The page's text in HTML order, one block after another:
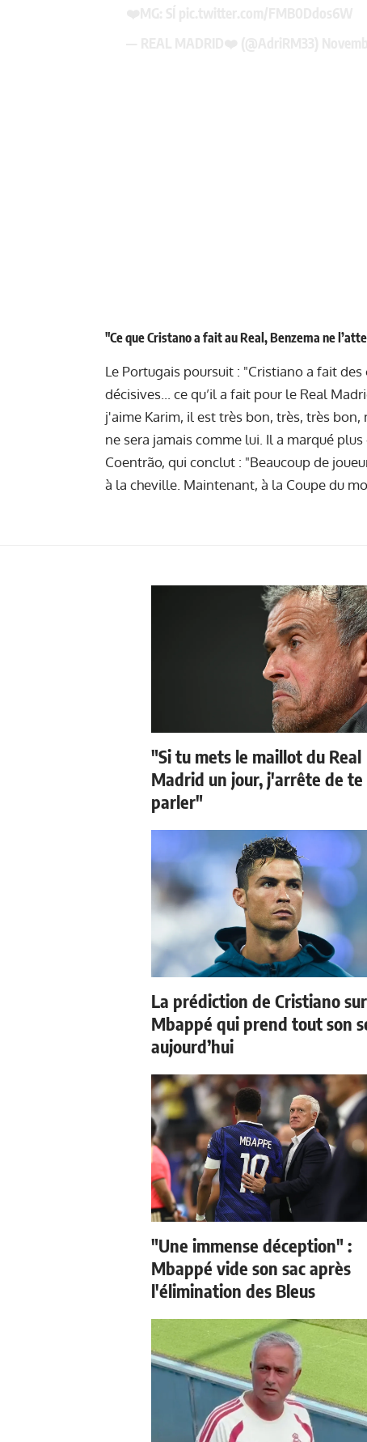
"Ce que Cristano a fait au Real, Benzema ne
Le Portugais poursuit : "Cristiano a fait
décisives... ce qu’il a fait pour le Real
j'aime Karim, il est très bon, très, très
ne sera jamais comme lui. Il a marqué
Coentrão, qui conclut : "Beaucoup de
à la cheville. Maintenant, à la Coupe du
"Si tu mets le maillot du Real
Madrid un jour, j'arrête de te
parler"
La prédiction de Cristiano sur
Mbappé qui prend tout son
aujourd’hui
"Une immense déception" :
Mbappé vide son sac après
l'élimination des Bleus